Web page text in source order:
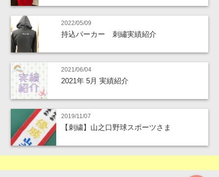
2022/05/09
持込パーカー 刺繡実績紹介
2021/06/04
2021年 5月 実績紹介
2019/11/07
【刺繍】山之口野球スポーツさま